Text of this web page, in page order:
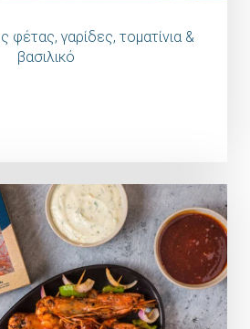
φέτας, γαρίδες, τοματίνια &
βασιλικό